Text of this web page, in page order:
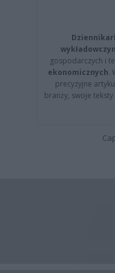
gospodarczych i
ekonomicznych.
precyzyjne
branży, swoje